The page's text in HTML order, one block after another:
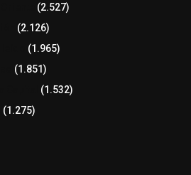
(2.527)
(2.126)
(1.965)
(1.851)
(1.532)
(1.275)